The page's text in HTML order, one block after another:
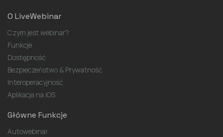
O LiveWebinar
Czym jest webinar?
Funkcje
Dostępność
Bezpieczeństwo & Prywatność
Interoperacyjność
Aplikacja na iOS
Główne Funkcje
Autowebinar